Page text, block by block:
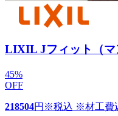
LIXIL Jフィット（マ
45%
OFF
218504円 ※税込 ※材工費